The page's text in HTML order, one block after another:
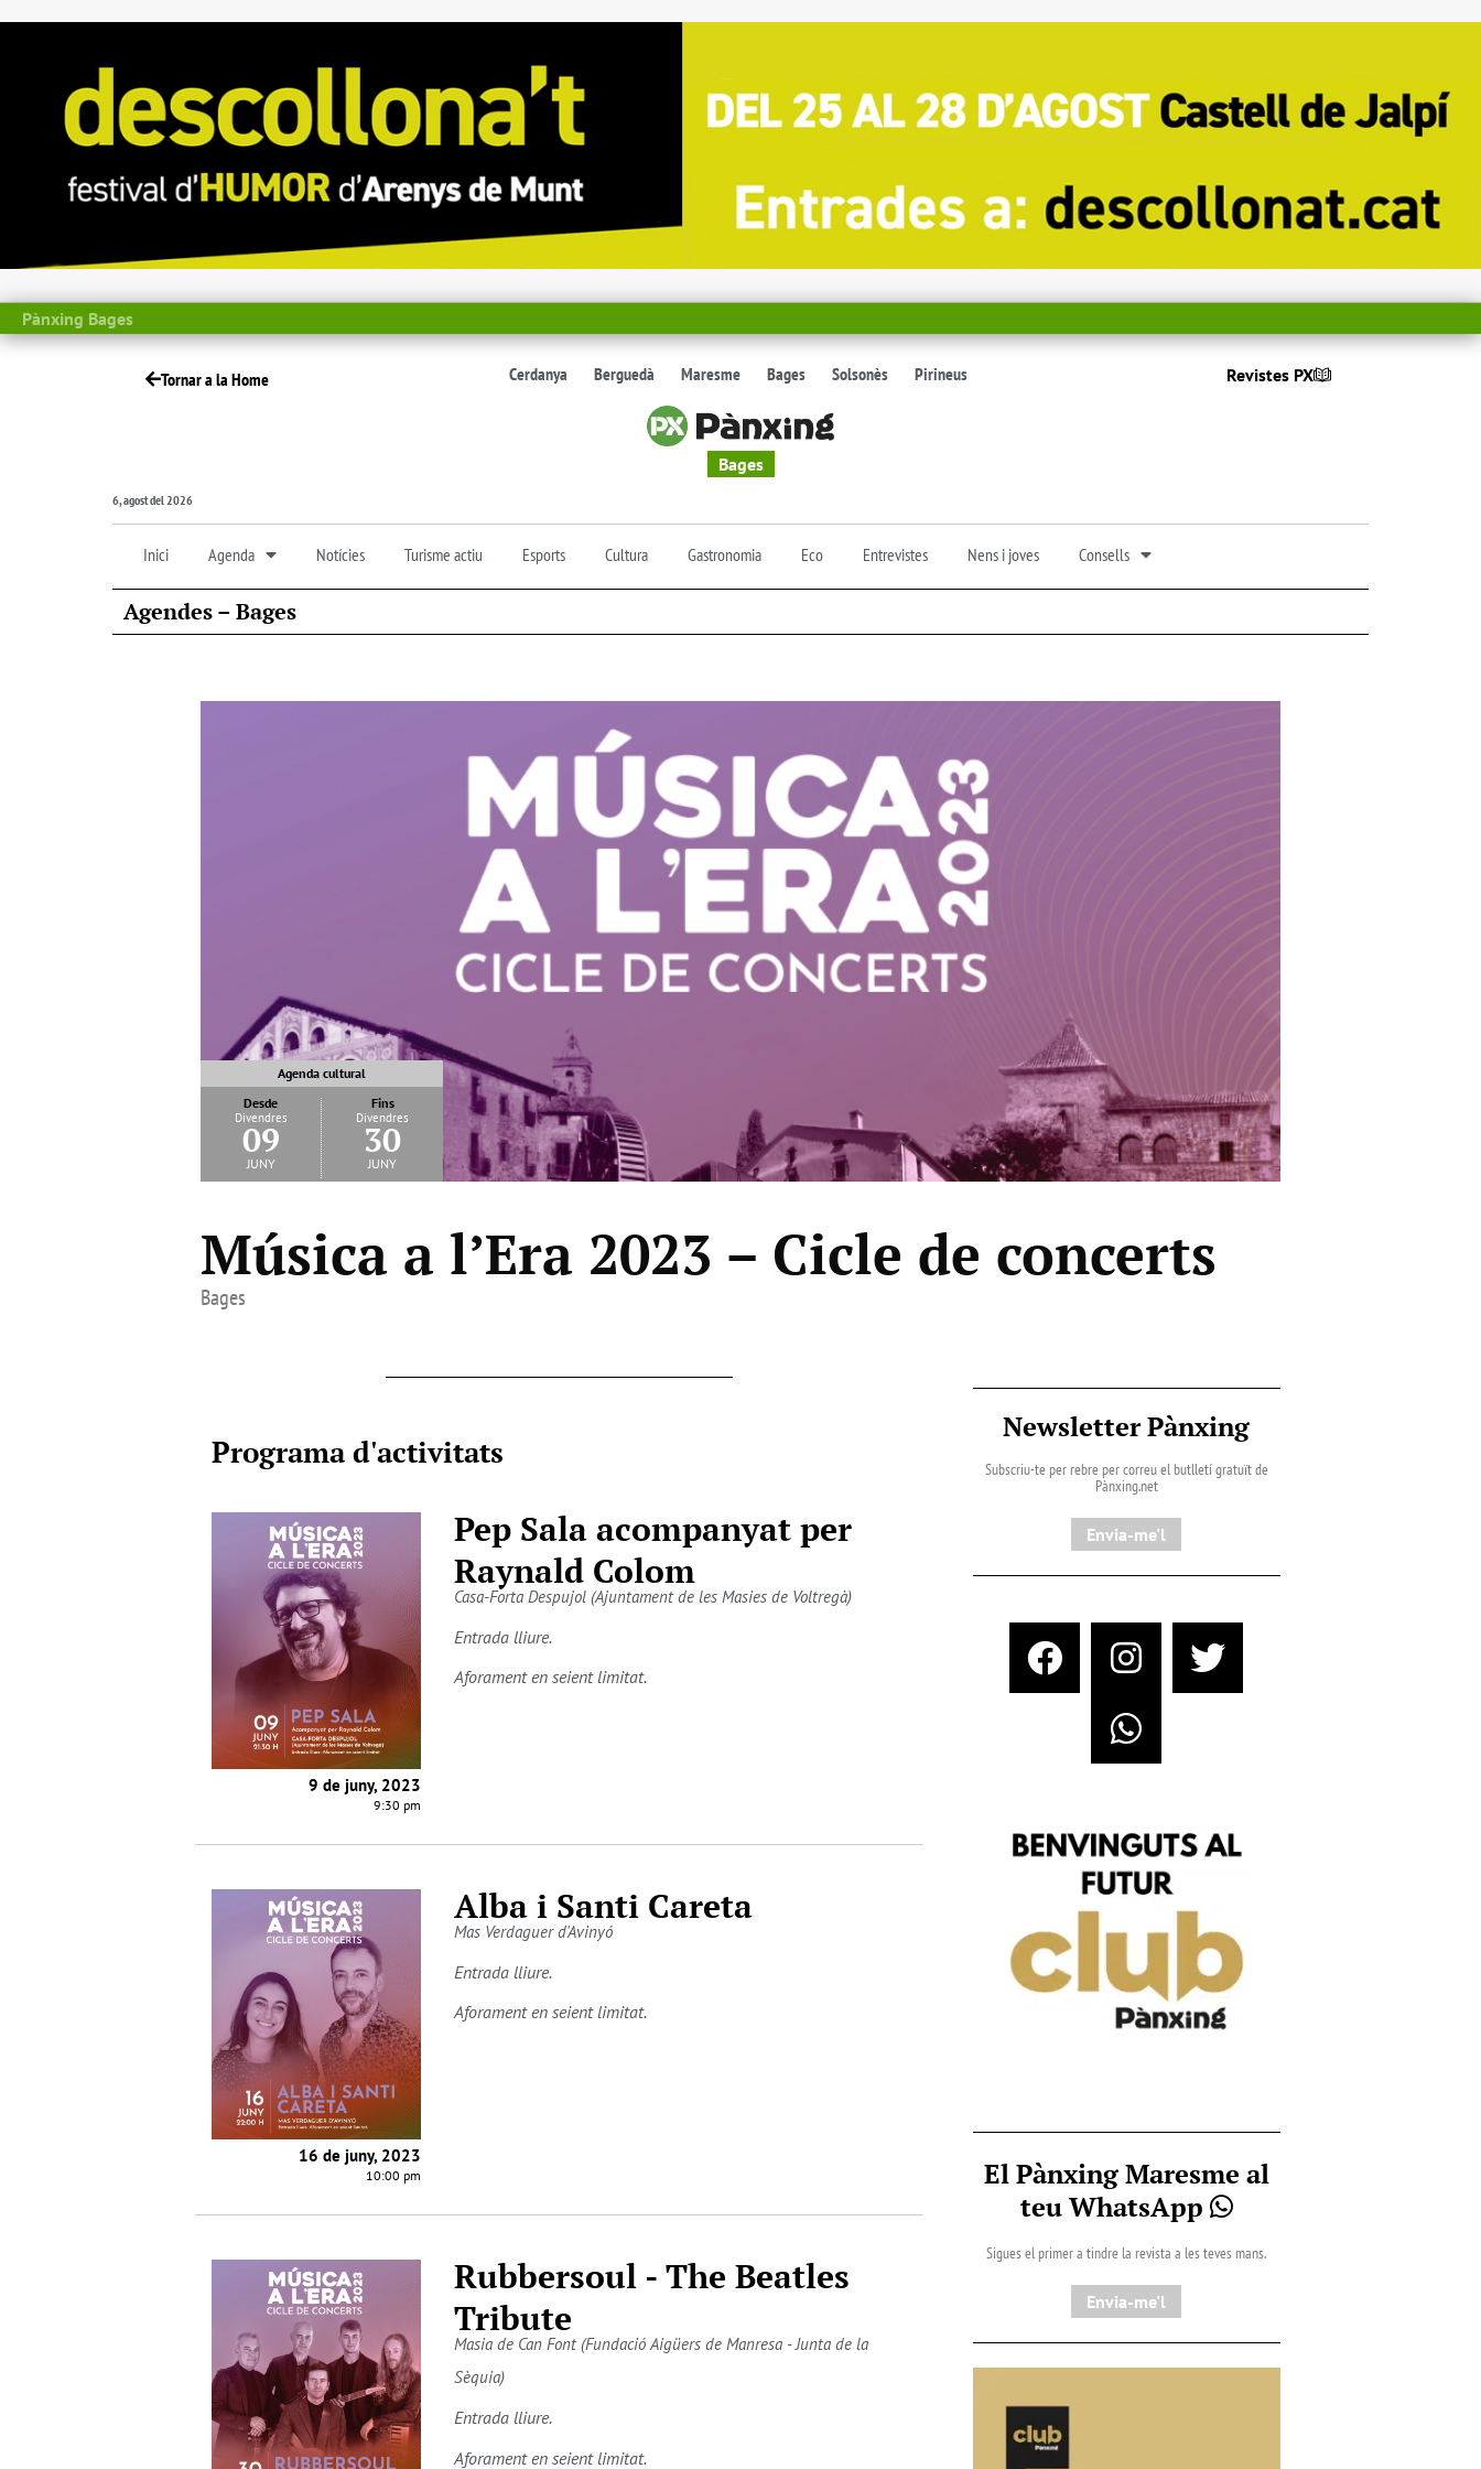
Pànxing Bages
Tornar a la Home Cerdanya Berguedà Maresme Bages Solsonès Pirineus Revistes PX
Bages
6, agost del 2026
Inici Agenda Notícies Turisme actiu Esports Cultura Gastronomia Eco Entrevistes Nens i joves Consells
Agendes – Bages
Agenda cultural
Desde
Divendres
09
juny
Fins
Divendres
30
juny
Música a l’Era 2023 – Cicle de concerts
Bages
Programa d'activitats
9 de juny, 2023
9:30 pm
Pep Sala acompanyat per
Raynald Colom
Casa-Forta Despujol (Ajuntament de les Masies de Voltregà)
Entrada lliure.
Aforament en seient limitat.
16 de juny, 2023
10:00 pm
Alba i Santi Careta
Mas Verdaguer d'Avinyó
Entrada lliure.
Aforament en seient limitat.
Rubbersoul - The Beatles
Tribute
Masia de Can Font (Fundació Aigüers de Manresa - Junta de la
Sèquia)
Entrada lliure.
Aforament en seient limitat.
Newsletter Pànxing
Subscriu-te per rebre per correu el butlletí gratuït de
Pànxing.net​
Envia-me'l
El Pànxing Maresme al
teu WhatsApp
Sigues el primer a tindre la revista a les teves mans.
Envia-me'l